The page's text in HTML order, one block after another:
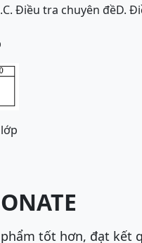
C. Điều tra chuyên đềD.
tốt hơn, đạt kết